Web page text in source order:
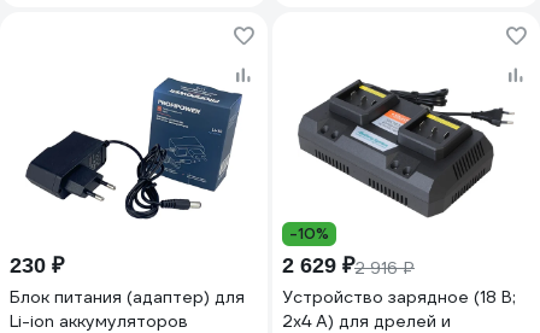
230 ₽
Блок питания (адаптер) для
Li-ion аккумуляторов
-10%
2 629 ₽2 916 ₽
Устройство зарядное (18 В;
2х4 А) для дрелей и